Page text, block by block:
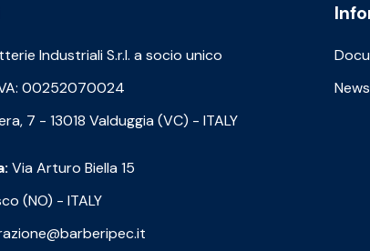
Industriali S.r.l. a socio unico
00252070024
7 - 13018 Valduggia (VC) - ITALY
Via Arturo Biella 15
(NO) - ITALY
News